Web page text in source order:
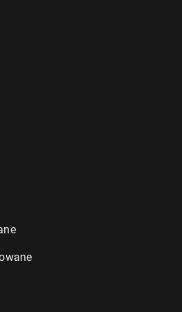
mediów spo­łecz­no­ścio­wych
życia